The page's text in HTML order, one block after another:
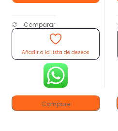
Comparar
Añadir a la lista de deseos
Compare